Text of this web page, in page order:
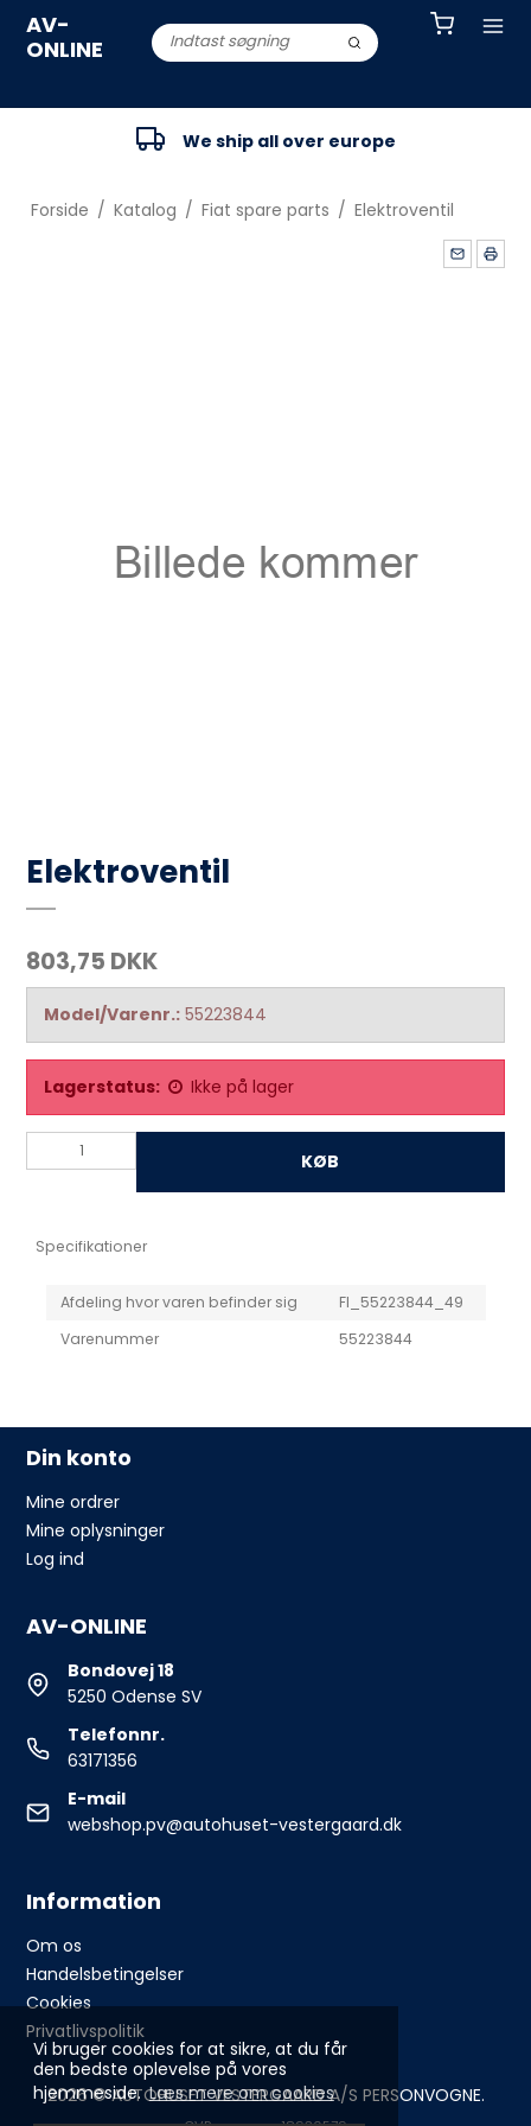
Vi bruger cookies for at sikre, at du får
den bedste oplevelse på vores
hjemmeside.Læs mere om cookies
AV-
ONLINE
We ship all over europe
Forside / Katalog / Fiat spare parts / Elektroventil
Elektroventil
803,75 DKK
Model/Varenr.: 55223844
Lagerstatus: Ikke på lager
KØB
Specifikationer
Afdeling hvor varen befinder sig
FI_55223844_49
Varenummer
55223844
Din konto
Mine ordrer
Mine oplysninger
Log ind
AV-ONLINE
Bondovej 18
5250 Odense SV
Telefonnr.
63171356
E-mail
webshop.pv@autohuset-vestergaard.dk
Information
Om os
Handelsbetingelser
Cookies
Privatlivspolitik
2026 © AUTOHUSET VESTERGAARD A/S PERSONVOGNE.